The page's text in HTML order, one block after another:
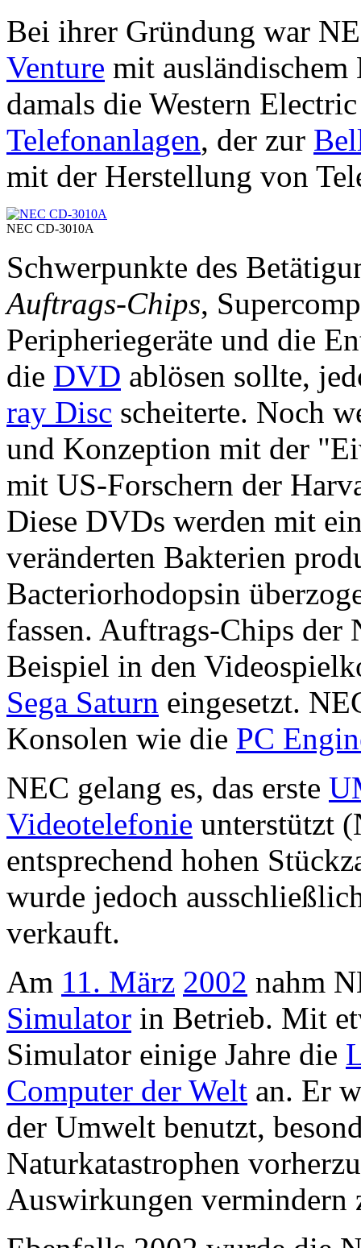
Bei ihrer Gründung war
Venture mit
damals die Western
Telefonanlagen, der zur
mit der Herstellung von
NEC CD-3010A
Schwerpunkte des
Auftrags-Chips,
Peripheriegeräte und die
die DVD ablösen sollte,
ray Disc scheiterte. Noch
und Konzeption mit der
mit US-Forschern der
Diese DVDs werden mit
veränderten Bakterien
Bacteriorhodopsin
fassen. Auftrags-Chips
Beispiel in den
Sega Saturn eingesetzt.
Konsolen wie die PC
NEC gelang es, das erste
Videotelefonie unterstützt
entsprechend hohen
wurde jedoch
verkauft.
Am 11. März 2002 nahm
Simulator in Betrieb. Mit
Simulator einige Jahre die
Computer der Welt an. Er
der Umwelt benutzt,
Naturkatastrophen
Auswirkungen vermindern